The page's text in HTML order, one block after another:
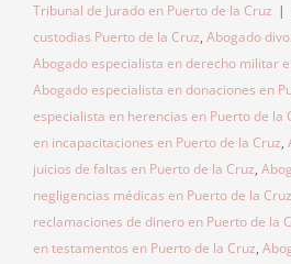
Tribunal de Jurado en Puerto de la Cruz |
custodias Puerto de la Cruz, Abogado
Abogado especialista en derecho militar
Abogado especialista en donaciones en
especialista en herencias en Puerto de la
en incapacitaciones en Puerto de la Cruz,
juicios de faltas en Puerto de la Cruz,
negligencias médicas en Puerto de la Cruz
reclamaciones de dinero en Puerto de la
en testamentos en Puerto de la Cruz,